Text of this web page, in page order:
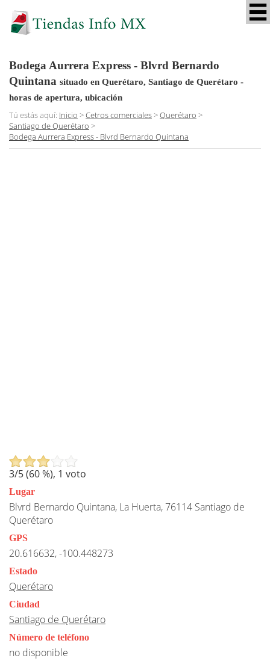
Bodega Aurrera Express - Blvrd Bernardo
Quintana situado en Querétaro, Santiago de Querétaro -
horas de apertura, ubicación
Tú estás aquí: Inicio >Cetros comerciales>Querétaro >
Santiago de Querétaro >
Bodega Aurrera Express - Blvrd Bernardo Quintana
3/5 (60%), 1 voto
Lugar
Blvrd Bernardo Quintana, La Huerta, 76114 Santiago de
Querétaro
GPS
20.616632, -100.448273
Estado
Querétaro
Ciudad
Santiago de Querétaro
Número de teléfono
no disponible